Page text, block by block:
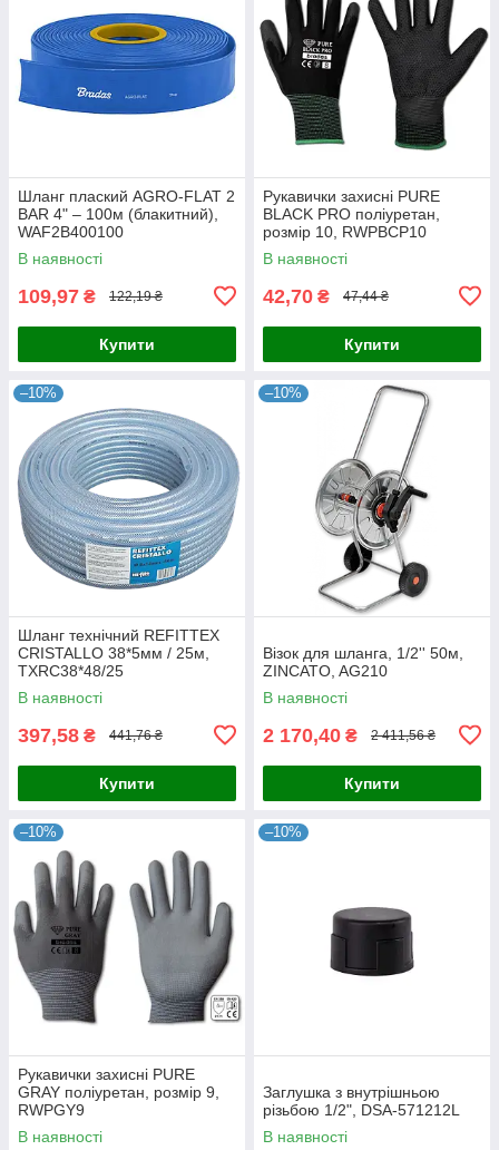
Шланг плаский AGRO-FLAT 2
BAR 4" – 100м (блакитний),
WAF2B400100
В наявності
109,97 ₴ 122,19 ₴
Купити
Рукавички захисні PURE
BLACK PRO поліуретан,
розмір 10, RWPBCP10
В наявності
42,70 ₴ 47,44 ₴
Купити
–10%
Шланг технічний REFITTEX
CRISTALLO 38*5мм / 25м,
TXRC38*48/25
В наявності
397,58 ₴ 441,76 ₴
Купити
–10%
Візок для шланга, 1/2'' 50м,
ZINCATO, AG210
В наявності
2 170,40 ₴ 2 411,56 ₴
Купити
–10%
Рукавички захисні PURE
GRAY поліуретан, розмір 9,
RWPGY9
В наявності
–10%
Заглушка з внутрішньою
різьбою 1/2", DSA-571212L
В наявності